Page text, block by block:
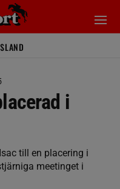
i
till en placering i
meetinget i